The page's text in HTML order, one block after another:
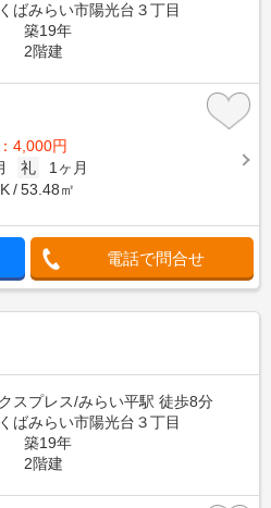
ばみらい市陽光台３丁目
築19年
2階建
4,000円
礼
1ヶ月
53.48㎡
電話で問合せ
スプレス/みらい平駅 徒歩8分
ばみらい市陽光台３丁目
築19年
2階建